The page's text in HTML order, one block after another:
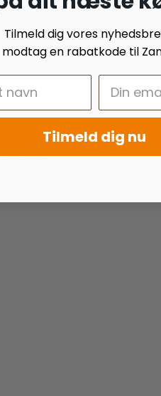
375g
Tilmeld dig vores
modtag en rabatkode til
Tilmeld dig nu